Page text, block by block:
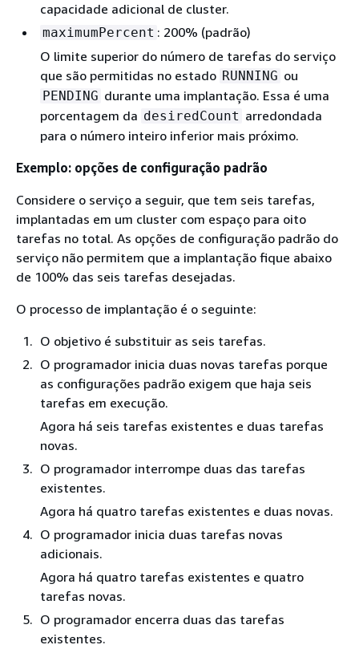
capacidade adicional de cluster.
maximumPercent : 200% (padrão)
O limite superior do número de tarefas do serviço
que são permitidas no estado RUNNING ou
PENDING durante uma implantação. Essa é uma
porcentagem da desiredCount arredondada
para o número inteiro inferior mais próximo.
Exemplo: opções de configuração padrão
Considere o serviço a seguir, que tem seis tarefas,
implantadas em um cluster com espaço para oito
tarefas no total. As opções de configuração padrão do
serviço não permitem que a implantação fique abaixo
de 100% das seis tarefas desejadas.
O processo de implantação é o seguinte:
O objetivo é substituir as seis tarefas.
O programador inicia duas novas tarefas porque
as configurações padrão exigem que haja seis
tarefas em execução.
Agora há seis tarefas existentes e duas tarefas
novas.
O programador interrompe duas das tarefas
existentes.
Agora há quatro tarefas existentes e duas novas.
O programador inicia duas tarefas novas
adicionais.
Agora há quatro tarefas existentes e quatro
tarefas novas.
O programador encerra duas das tarefas
existentes.